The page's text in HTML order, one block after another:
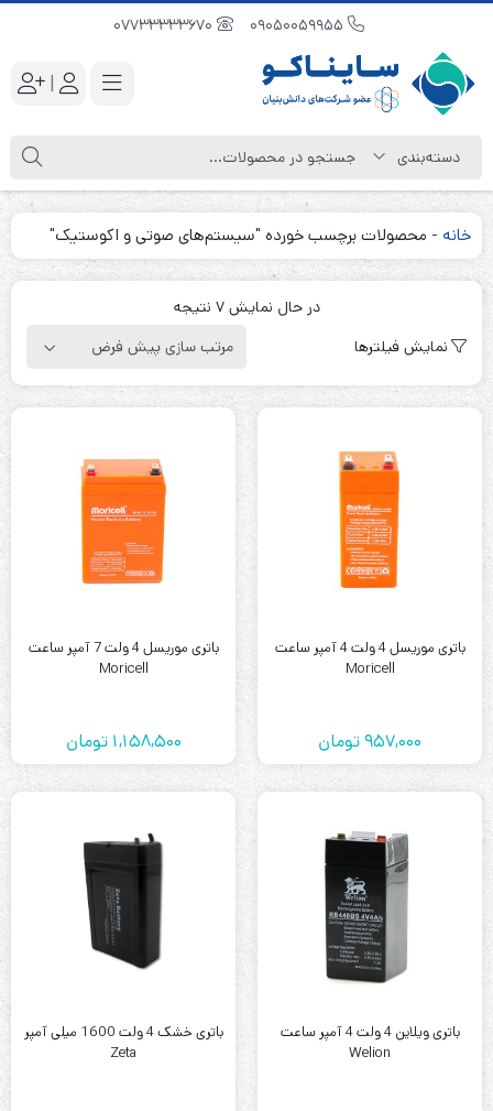
|
خانه - محصولات برچسب خورده "سیستم‌های صوتی و اکوستیک"
در حال نمایش 7 نتیجه
نمایش فیلترها
باتری موریسل 4 ولت 4 آمپر ساعت
Moricell
957,000تومان
باتری موریسل 4 ولت 7 آمپر ساعت
Moricell
1,158,500 تومان
باتری ویلاین 4 ولت 4 آمپر ساعت
Welion
باتری خشک 4 ولت 1600 میلی آمپر
Zeta